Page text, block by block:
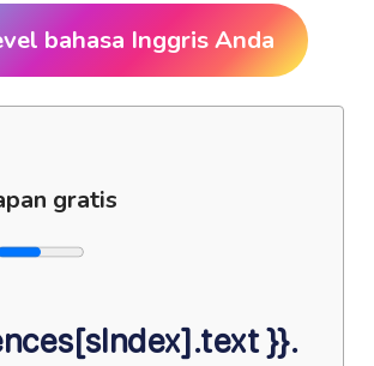
bahasa Inggris Anda
gratis
}}.